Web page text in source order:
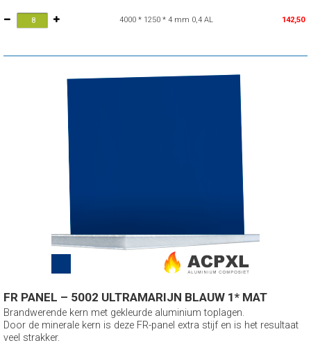
4000 * 1250 * 4 mm 0,4 AL 142,50
FR PANEL – 5002 ULTRAMARIJN BLAUW 1* MAT
Brandwerende kern met gekleurde aluminium toplagen.
Door de minerale kern is deze FR-panel extra stijf en is het resultaat
veel strakker.